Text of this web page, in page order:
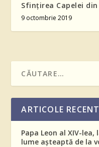
Sfințirea Capelei
9 octombrie 2019
ARTICOLE
Papa Leon al XIV-lea,
lume așteaptă de la